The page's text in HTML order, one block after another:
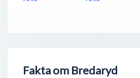
Fakta om Bredaryd